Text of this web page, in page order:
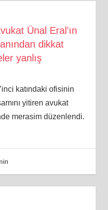
Ünal Eral’ın
dikkat
yanlış
katındaki ofisinin
yitiren avukat
merasim düzenlendi.